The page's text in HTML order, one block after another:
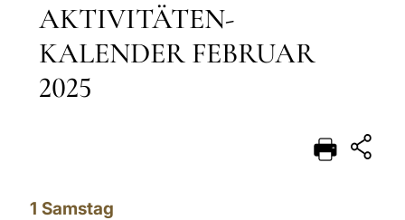
POLSKI
AKTIVITÄTEN-
KALENDER FEBRUAR
2025
1 Samstag